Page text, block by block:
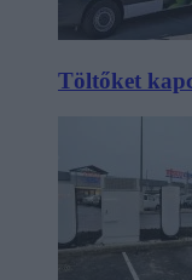
Töltőket